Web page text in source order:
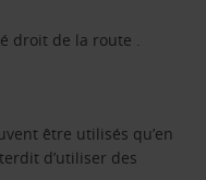
droit de la route .
être utilisés qu’en
d’utiliser des